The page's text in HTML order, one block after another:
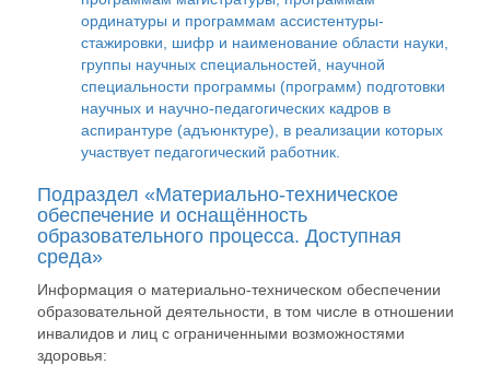
ординатуры и программам ассистентуры-
стажировки, шифр и наименование области науки,
группы научных специальностей, научной
специальности программы (программ) подготовки
научных и научно-педагогических кадров в
аспирантуре (адъюнктуре), в реализации которых
участвует педагогический работник.
Подраздел «Материально-техническое
обеспечение и оснащённость
образовательного процесса. Доступная
среда»
Информация о материально-техническом обеспечении
образовательной деятельности, в том числе в отношении
инвалидов и лиц с ограниченными возможностями
здоровья: